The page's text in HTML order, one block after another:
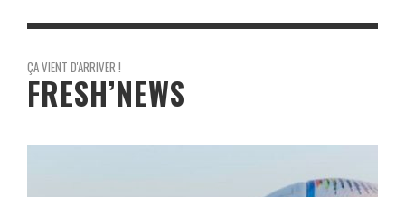
ÇA VIENT D'ARRIVER !
FRESH’NEWS